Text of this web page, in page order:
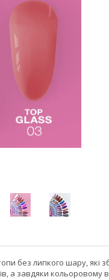
без липкого шару,
а завдяки кольоровому